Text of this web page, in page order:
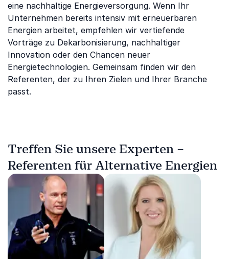
eine nachhaltige Energieversorgung. Wenn Ihr
Unternehmen bereits intensiv mit erneuerbaren
Energien arbeitet, empfehlen wir vertiefende
Vorträge zu Dekarbonisierung, nachhaltiger
Innovation oder den Chancen neuer
Energietechnologien. Gemeinsam finden wir den
Referenten, der zu Ihren Zielen und Ihrer Branche
passt.
Treffen Sie unsere Experten –
Referenten für Alternative Energien